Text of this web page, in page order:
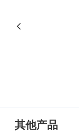
其他产品